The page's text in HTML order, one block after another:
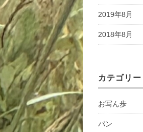
2019年8月
2018年8月
カテゴリー
お写ん歩
パン